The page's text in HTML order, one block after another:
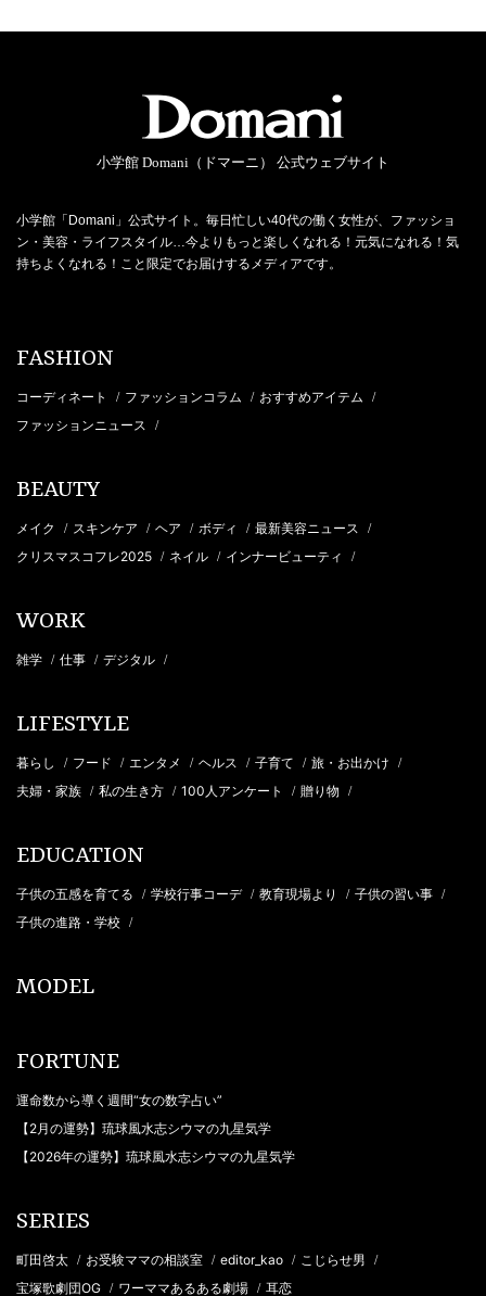
小学館 Domani（ドマーニ） 公式ウェブサイト
小学館「Domani」公式サイト。毎日忙しい40代の働く女性が、ファッショ
ン・美容・ライフスタイル…今よりもっと楽しくなれる！元気になれる！気
持ちよくなれる！こと限定でお届けするメディアです。
FASHION
コーディネート / ファッションコラム / おすすめアイテム /
ファッションニュース /
BEAUTY
メイク / スキンケア / ヘア / ボディ / 最新美容ニュース /
クリスマスコフレ2025 / ネイル / インナービューティ /
WORK
雑学 / 仕事 / デジタル /
LIFESTYLE
暮らし / フード / エンタメ / ヘルス / 子育て / 旅・お出かけ /
夫婦・家族 / 私の生き方 / 100人アンケート / 贈り物 /
EDUCATION
子供の五感を育てる / 学校行事コーデ / 教育現場より / 子供の習い事 /
子供の進路・学校 /
MODEL
FORTUNE
運命数から導く週間“女の数字占い”
【2月の運勢】琉球風水志シウマの九星気学
【2026年の運勢】琉球風水志シウマの九星気学
SERIES
町田啓太 / お受験ママの相談室 / editor_kao / こじらせ男 /
宝塚歌劇団OG / ワーママあるある劇場 / 耳恋